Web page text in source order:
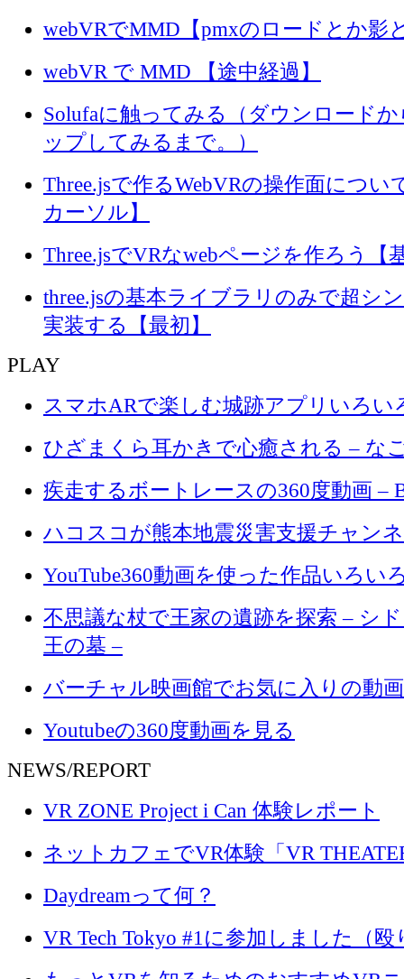
webVRでMMD【pmxのロードとか影
webVR で MMD 【途中経過】
Solufaに触ってみる（ダウンロード
ップしてみるまで。）
Three.jsで作るWebVRの操作面につい
カーソル】
Three.jsでVRなwebページを作ろう【
three.jsの基本ライブラリのみで超シ
実装する【最初】
PLAY
スマホARで楽しむ城跡アプリいろい
ひざまくら耳かきで心癒される – な
疾走するボートレースの360度動画 –
ハコスコが熊本地震災害支援チャン
YouTube360動画を使った作品いろい
不思議な杖で王家の遺跡を探索 – シ
王の墓 –
バーチャル映画館でお気に入りの動
Youtubeの360度動画を見る
NEWS/REPORT
VR ZONE Project i Can 体験レポート
ネットカフェでVR体験「VR
Daydreamって何？
VR Tech Tokyo #1に参加しました（